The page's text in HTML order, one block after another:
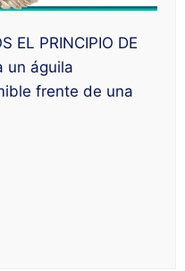
EL PRINCIPIO DE
un águila
frente de una